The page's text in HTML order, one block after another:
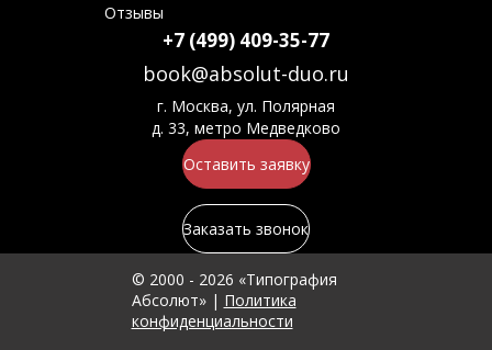
Отзывы
+7 (499) 409-35-77
book@absolut-duo.ru
г. Москва, ул. Полярная
д. 33, метро Медведково
Оставить заявку
Заказать звонок
© 2000 - 2026 «Типография
Абсолют» | Политика
конфиденциальности